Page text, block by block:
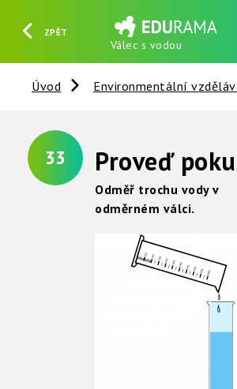
ZPĚT
Válec s vodou
HLEDAT REGISTROVAT
Úvod Environmentální
33 Proveď
Odměř trochu vody v
odměrném válci.